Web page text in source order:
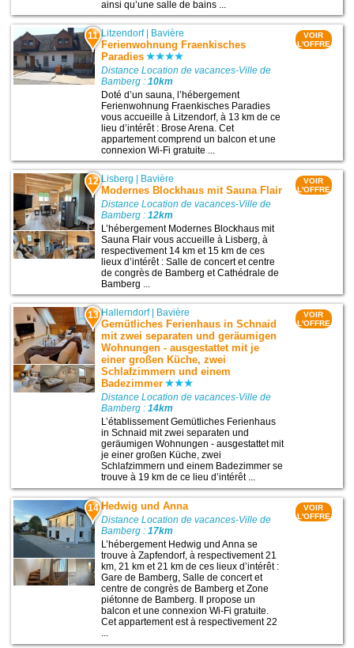
ainsi qu’une salle de bains ...
11 Litzendorf| Bavière
Ferienwohnung Fraenkisches
Paradies
Distance Location de vacances-Ville de
Bamberg :10km
Doté d’un sauna, l’hébergement
Ferienwohnung Fraenkisches Paradies
vous accueille à Litzendorf, à 13 km de ce
lieu d’intérêt : Brose Arena. Cet
appartement comprend un balcon et une
connexion Wi-Fi gratuite ...
VOIR
L'OFFRE
12 Lisberg | Bavière
Modernes Blockhaus mit Sauna Flair
Distance Location de vacances-Ville de
Bamberg :12km
L’hébergement Modernes Blockhaus mit
Sauna Flair vous accueille à Lisberg, à
respectivement 14 km et 15 km de ces
lieux d’intérêt : Salle de concert et centre
de congrès de Bamberg et Cathédrale de
Bamberg ...
VOIR
L'OFFRE
13 Hallerndorf| Bavière
Gemütliches Ferienhaus in Schnaid
mit zwei separaten und geräumigen
Wohnungen - ausgestattet mit je
einer großen Küche, zwei
Schlafzimmern und einem
Badezimmer
Distance Location de vacances-Ville de
Bamberg :14km
L’établissement Gemütliches Ferienhaus
in Schnaid mit zwei separaten und
geräumigen Wohnungen - ausgestattet mit
je einer großen Küche, zwei
Schlafzimmern und einem Badezimmer se
trouve à 19 km de ce lieu d’intérêt ...
VOIR
L'OFFRE
14 Hedwig und Anna
Distance Location de vacances-Ville de
Bamberg :17km
L’hébergement Hedwig und Anna se
trouve à Zapfendorf, à respectivement 21
km, 21 km et 21 km de ces lieux d’intérêt :
Gare de Bamberg, Salle de concert et
centre de congrès de Bamberg et Zone
piétonne de Bamberg. Il propose un
balcon et une connexion Wi-Fi gratuite.
Cet appartement est à respectivement 22
...
VOIR
L'OFFRE